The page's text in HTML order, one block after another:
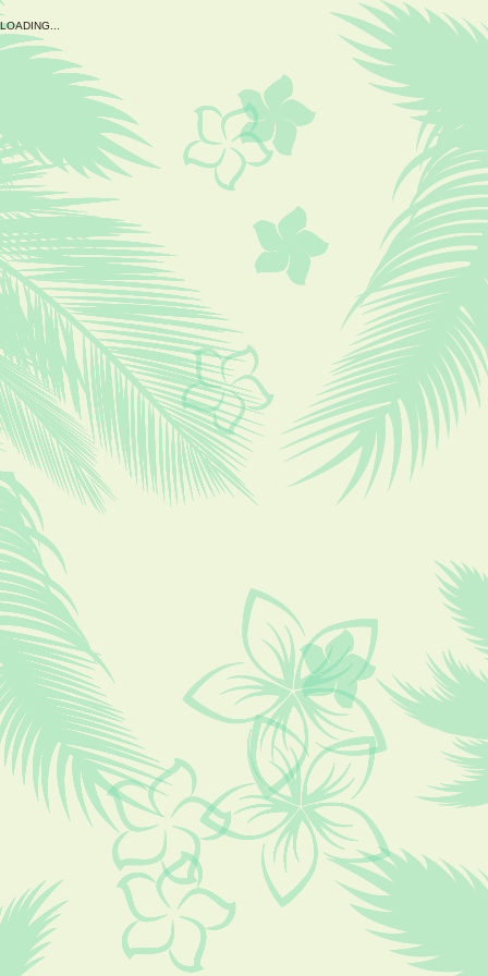
LOADING